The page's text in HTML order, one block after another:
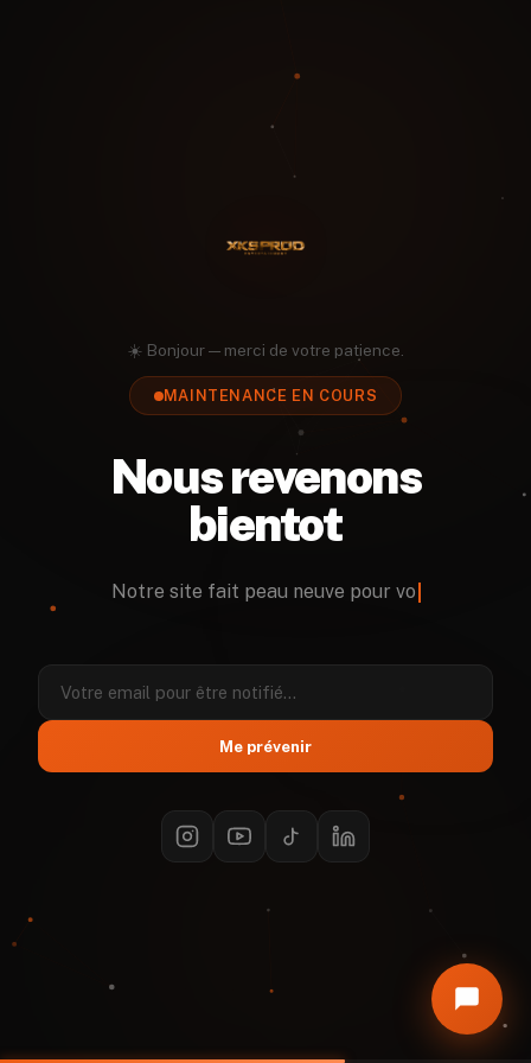
☀️ Bonjour — merci de votre patience.
MAINTENANCE EN COURS
Nous revenons
bientot
Notre site fait peau neuve pour vous o
Me prévenir
En ligne — Réponse instantanée